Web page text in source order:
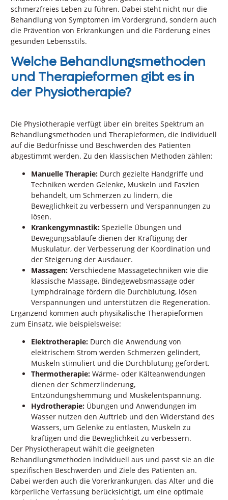
schmerzfreies Leben zu führen. Dabei steht nicht nur die
Behandlung von Symptomen im Vordergrund, sondern auch
die Prävention von Erkrankungen und die Förderung eines
gesunden Lebensstils.
Welche Behandlungsmethoden
und Therapieformen gibt es in
der Physiotherapie?
Die Physiotherapie verfügt über ein breites Spektrum an
Behandlungsmethoden und Therapieformen, die individuell
auf die Bedürfnisse und Beschwerden des Patienten
abgestimmt werden. Zu den klassischen Methoden zählen:
Manuelle Therapie: Durch gezielte Handgriffe und
Techniken werden Gelenke, Muskeln und Faszien
behandelt, um Schmerzen zu lindern, die
Beweglichkeit zu verbessern und Verspannungen zu
lösen.
Krankengymnastik: Spezielle Übungen und
Bewegungsabläufe dienen der Kräftigung der
Muskulatur, der Verbesserung der Koordination und
der Steigerung der Ausdauer.
Massagen: Verschiedene Massagetechniken wie die
klassische Massage, Bindegewebsmassage oder
Lymphdrainage fördern die Durchblutung, lösen
Verspannungen und unterstützen die Regeneration.
Ergänzend kommen auch physikalische Therapieformen
zum Einsatz, wie beispielsweise:
Elektrotherapie: Durch die Anwendung von
elektrischem Strom werden Schmerzen gelindert,
Muskeln stimuliert und die Durchblutung gefördert.
Thermotherapie: Wärme- oder Kälteanwendungen
dienen der Schmerzlinderung,
Entzündungshemmung und Muskelentspannung.
Hydrotherapie: Übungen und Anwendungen im
Wasser nutzen den Auftrieb und den Widerstand des
Wassers, um Gelenke zu entlasten, Muskeln zu
kräftigen und die Beweglichkeit zu verbessern.
Der Physiotherapeut wählt die geeigneten
Behandlungsmethoden individuell aus und passt sie an die
spezifischen Beschwerden und Ziele des Patienten an.
Dabei werden auch die Vorerkrankungen, das Alter und die
körperliche Verfassung berücksichtigt, um eine optimale